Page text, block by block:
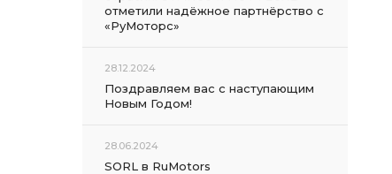
отметили надёжное партнёрство с
«РуМоторс»
28.12.2024
Поздравляем вас с наступающим
Новым Годом!
28.06.2024
SORL в RuMotors